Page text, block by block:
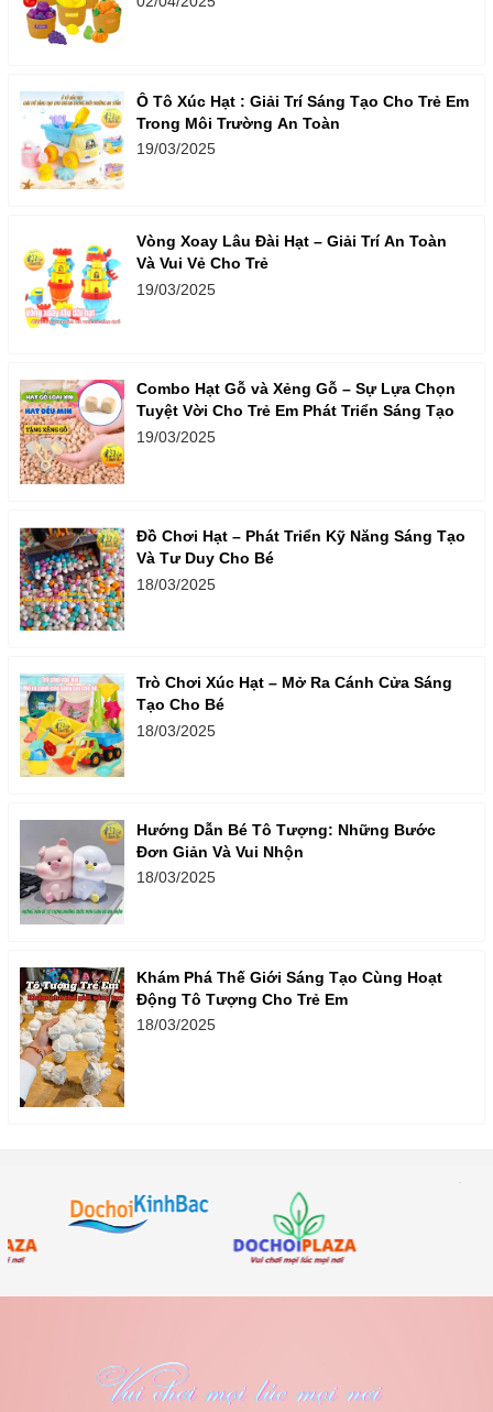
Ô Tô Xúc Hạt : Giải Trí Sáng Tạo Cho Trẻ Em
Trong Môi Trường An Toàn
19/03/2025
Vòng Xoay Lâu Đài Hạt – Giải Trí An Toàn
Và Vui Vẻ Cho Trẻ
19/03/2025
Combo Hạt Gỗ và Xẻng Gỗ – Sự Lựa Chọn
Tuyệt Vời Cho Trẻ Em Phát Triển Sáng Tạo
19/03/2025
Đồ Chơi Hạt – Phát Triển Kỹ Năng Sáng Tạo
Và Tư Duy Cho Bé
18/03/2025
Trò Chơi Xúc Hạt – Mở Ra Cánh Cửa Sáng
Tạo Cho Bé
18/03/2025
Hướng Dẫn Bé Tô Tượng: Những Bước
Đơn Giản Và Vui Nhộn
18/03/2025
Khám Phá Thế Giới Sáng Tạo Cùng Hoạt
Động Tô Tượng Cho Trẻ Em
18/03/2025